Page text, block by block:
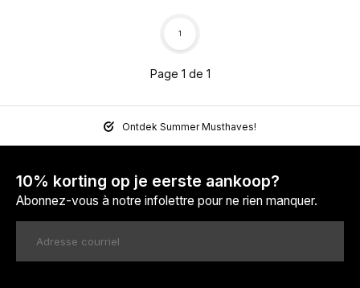
Page 1 de 1
1
Ontdek Summer Musthaves!
10% korting op je eerste aankoop?
Abonnez-vous à notre infolettre pour ne rien manquer.